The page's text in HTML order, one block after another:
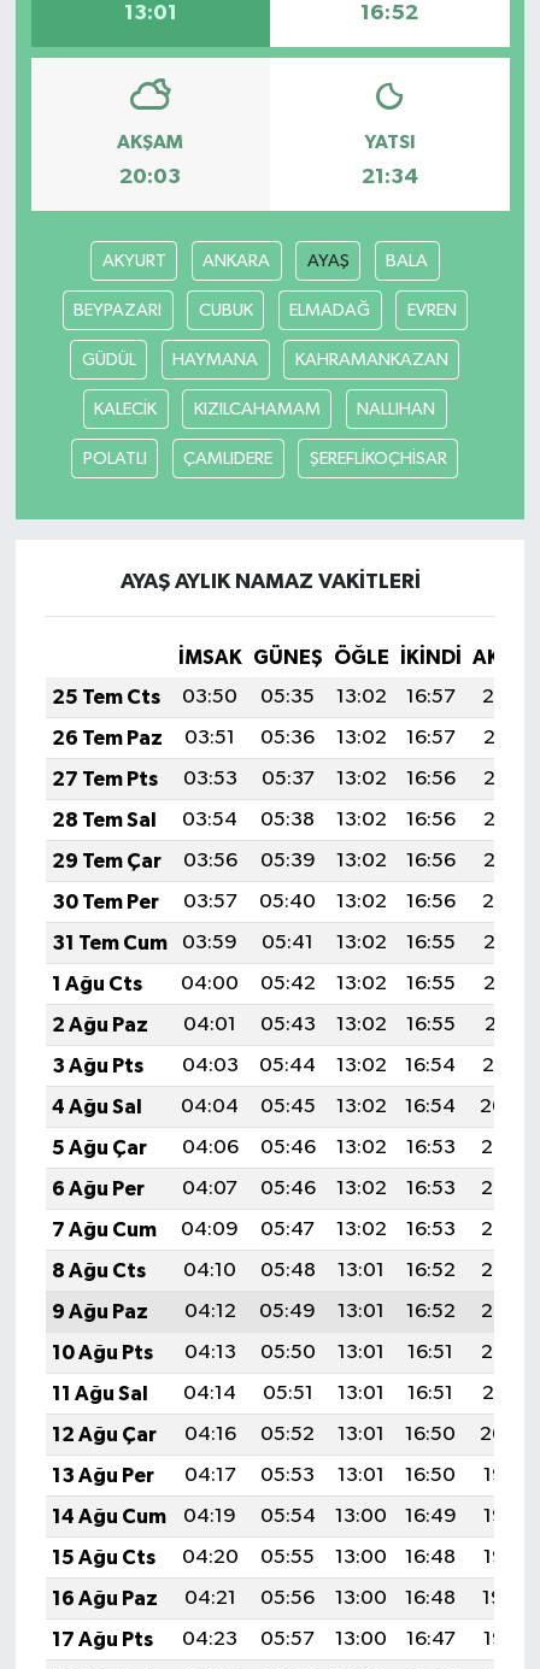
13:01 16:52
AKŞAM
20:03
YATSI
21:34
AKYURT ANKARA AYAŞ BALA
BEYPAZARI CUBUK ELMADAĞ EVREN
GÜDÜL HAYMANA KAHRAMANKAZAN
KALECİK KIZILCAHAMAM NALLIHAN
POLATLI ÇAMLIDERE ŞEREFLİKOÇHİSAR
AYAŞ AYLIK NAMAZ VAKITLERI
İMSAK GÜNEŞ ÖĞLE İKINDI
25 Tem Cts
03:50 05:35 13:02 16:57
20:19
26 Tem Paz
03:51 05:36 13:02 16:57
20:18
27 Tem Pts
03:53 05:37 13:02 16:56
20:17
28 Tem Sal
03:54 05:38 13:02 16:56
20:16
29 Tem Çar
03:56 05:39 13:02 16:56
20:15
30 Tem Per
03:57 05:40 13:02 16:56
20:14
31 Tem Cum
03:59 05:41 13:02 16:55
20:13
1 Ağu Cts
04:00 05:42 13:02 16:55
20:12
2 Ağu Paz
04:01 05:43 13:02 16:55
20:11
3 Ağu Pts
04:03 05:44 13:02 16:54
20:10
4 Ağu Sal
04:04 05:45 13:02 16:54
20:09
5 Ağu Çar
04:06 05:46 13:02 16:53
20:08
6 Ağu Per
04:07 05:46 13:02 16:53
20:07
7 Ağu Cum
04:09 05:47 13:02 16:53
20:06
8 Ağu Cts
04:10 05:48 13:01 16:52
20:05
9 Ağu Paz
04:12 05:49 13:01 16:52
20:03
10 Ağu Pts
04:13 05:50 13:01 16:51
20:02
11 Ağu Sal
04:14 05:51 13:01 16:51
20:01
12 Ağu Çar
04:16 05:52 13:01 16:50
20:00
13 Ağu Per
04:17 05:53 13:01 16:50
19:58
14 Ağu Cum
04:19 05:54 13:00 16:49
19:57
15 Ağu Cts
04:20 05:55 13:00 16:48
19:56
16 Ağu Paz
04:21 05:56 13:00 16:48
19:54
17 Ağu Pts
04:23 05:57 13:00 16:47
19:53